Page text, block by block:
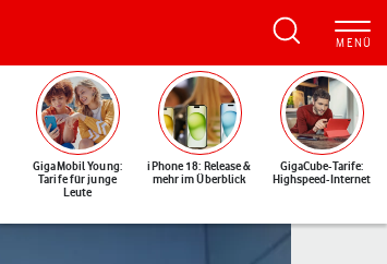
GigaMobil Young:
Tarife für junge
Leute
iPhone 18: Release &
mehr im Überblick
GigaCube-Tarife:
Highspeed-Internet